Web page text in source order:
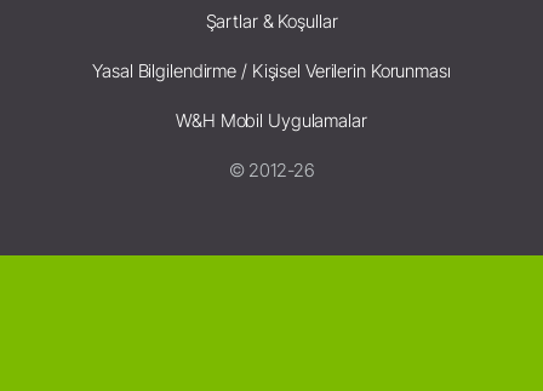
Şartlar & Koşullar
Yasal Bilgilendirme / Kişisel Verilerin Korunması
W&H Mobil Uygulamalar
© 2012-26